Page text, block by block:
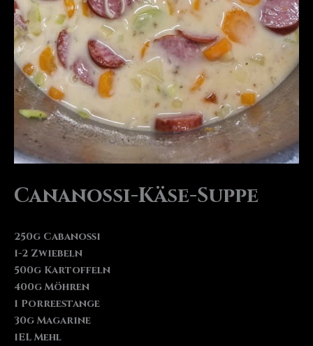
Cananossi-Käse-Suppe
250g Cabanossi
1-2 Zwiebeln
500g Kartoffeln
400g Möhren
1 Porreestange
30g Magarine
1EL Mehl